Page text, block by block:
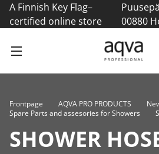
A Finnish Key Flag–
certified online store
00880
Frontpage AQVA PRO PRODUCTS
Spare Parts and assesories for Showers
SHOWER